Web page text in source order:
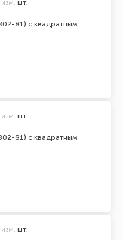
81) с квадратным
изм. шт.
81) с квадратным
изм. шт.
изм. шт.